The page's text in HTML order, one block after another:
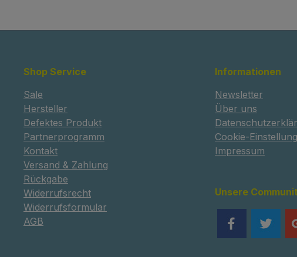
Shop Service
Sale
Hersteller
Defektes Produkt
Partnerprogramm
Kontakt
Versand & Zahlung
Rückgabe
Widerrufsrecht
Widerrufsformular
AGB
Informationen
Newsletter
Über uns
Cookie-
Impressum
Unsere